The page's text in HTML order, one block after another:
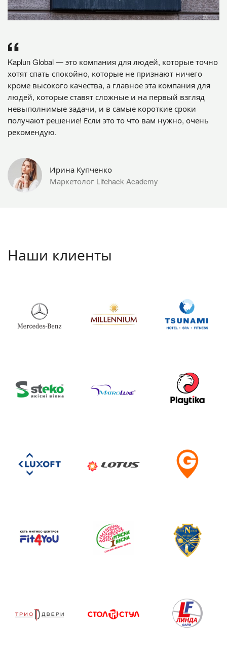
Kaplun Global — это компания для людей, которые точно
хотят спать спокойно, которые не признают ничего
кроме высокого качества, а главное эта компания для
людей, которые ставят сложные и на первый взгляд
невыполнимые задачи, и в самые короткие сроки
получают решение! Если это то что вам нужно, очень
рекомендую.
Ирина Купченко
Маркетолог Lifehack Academy
Наши клиенты